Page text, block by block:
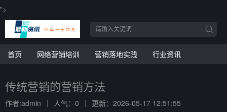
">
首页 网络营销培训 营销落地实践 行业资讯
传统营销的营销方法
作者:admin 人气：0
更新：2026-05-17 12:51:55